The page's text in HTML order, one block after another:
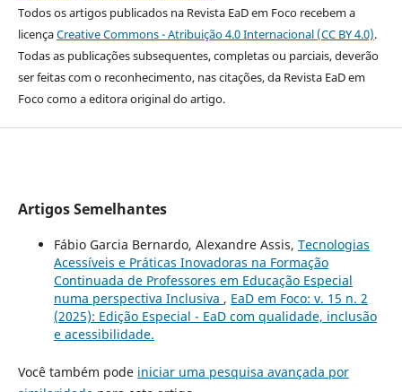
Todos os artigos publicados na Revista EaD em Foco recebem a
licençaCreative Commons - Atribuição 4.0 Internacional (CC BY 4.0).
Todas as publicações subsequentes, completas ou parciais, deverão
ser feitas com o reconhecimento, nas citações, da Revista EaD em
Foco como a editora original do artigo.
Artigos Semelhantes
Fábio Garcia Bernardo, Alexandre Assis, Tecnologias
Acessíveis e Práticas Inovadoras na Formação
Continuada de Professores em Educação Especial
numa perspectiva Inclusiva , EaD em Foco: v. 15 n. 2
(2025): Edição Especial - EaD com qualidade, inclusão
e acessibilidade.
Você também pode iniciar uma pesquisa avançada por